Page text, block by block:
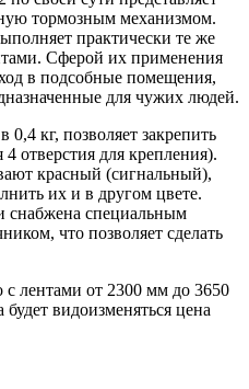
тормозным механизмом.
практически те же
Сферой их применения
в подсобные помещения,
для чужих людей.
кг, позволяет закрепить
4 отверстия для крепления).
красный (сигнальный),
их и в другом цвете.
снабжена специальным
что позволяет сделать
лентами от 2300 мм до 3650
видоизменяться цена